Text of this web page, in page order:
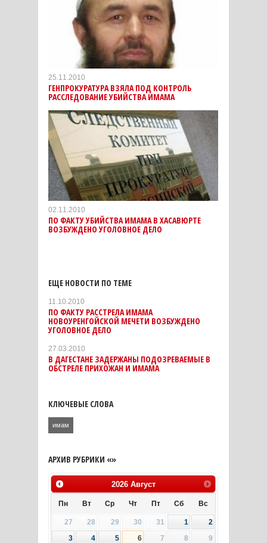
25.11.2010
ГЕНПРОКУРАТУРА ВЗЯЛА ПОД КОНТРОЛЬ
РАССЛЕДОВАНИЕ УБИЙСТВА ИМАМА
02.11.2010
ПО ФАКТУ УБИЙСТВА ИМАМА В ХАСАВЮРТЕ
ВОЗБУЖДЕНО УГОЛОВНОЕ ДЕЛО
ЕЩЕ НОВОСТИ ПО ТЕМЕ
11.10.2010
ПО ФАКТУ РАССТРЕЛА ИМАМА
НОВОУРЕНГОЙСКОЙ МЕЧЕТИ ВОЗБУЖДЕНО
УГОЛОВНОЕ ДЕЛО
27.03.2010
В ДАГЕСТАНЕ ЗАДЕРЖАНЫ ПОДОЗРЕВАЕМЫЕ В
ОБСТРЕЛЕ ПРИХОЖАН И ИМАМА
КЛЮЧЕВЫЕ СЛОВА
имам
АРХИВ РУБРИКИ «»
2026 Август
Пн Вт Ср Чт Пт Сб Вс
27 28 29 30 31 1
2
3
4 5 6 7 8
9